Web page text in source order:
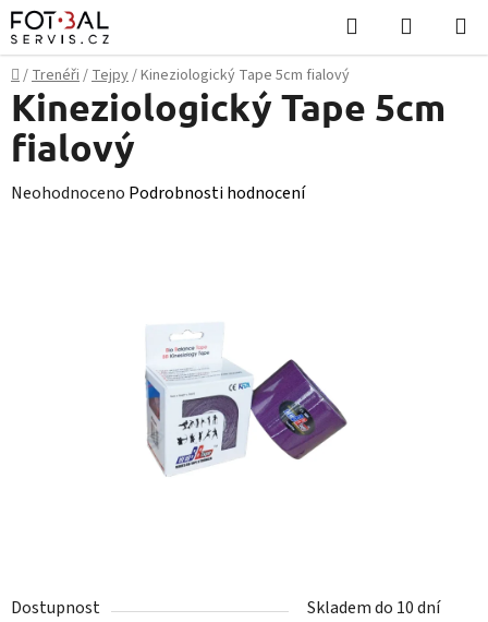
Přejít
na
obsah
Hledat
KOŠÍK
Domů
/Trenéři/Tejpy/Kineziologický Tape 5cm fialový
Dostupnost
Skladem do 10 dní
Kineziologický Tape 5cm
fialový
Průměrné
Neohodnoceno Podrobnosti hodnocení